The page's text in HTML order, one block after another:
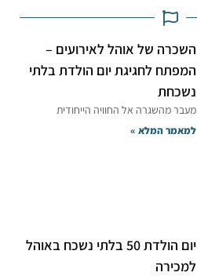
השכרה של אוהל לאירועים –
המפתח לחגיגת יום הולדת בלתי
נשכחת
מעבר מהשגרה אל החוויה הייחודית
למאמר המלא »
יום הולדת 50 בלתי נשכח באוהל
למכירה